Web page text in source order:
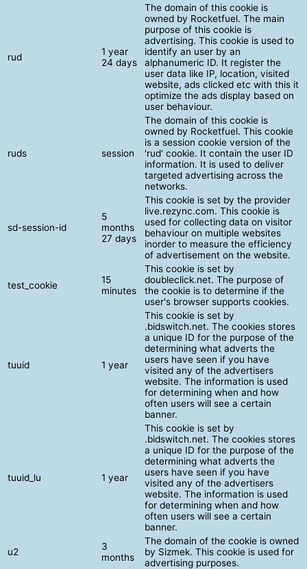
rud
1 year
24 days
The domain of this cookie is
owned by Rocketfuel. The main
purpose of this cookie is
advertising. This cookie is used to
identify an user by an
alphanumeric ID. It register the
user data like IP, location, visited
website, ads clicked etc with this it
optimize the ads display based on
user behaviour.
ruds session
The domain of this cookie is
owned by Rocketfuel. This cookie
is a session cookie version of the
'rud' cookie. It contain the user ID
information. It is used to deliver
targeted advertising across the
networks.
sd-session-id
5
months
27 days
This cookie is set by the provider
live.rezync.com. This cookie is
used for collecting data on visitor
behaviour on multiple websites
inorder to measure the efficiency
of advertisement on the website.
test_cookie
15
minutes
This cookie is set by
doubleclick.net. The purpose of
the cookie is to determine if the
user's browser supports cookies.
tuuid 1 year
This cookie is set by
.bidswitch.net. The cookies stores
a unique ID for the purpose of the
determining what adverts the
users have seen if you have
visited any of the advertisers
website. The information is used
for determining when and how
often users will see a certain
banner.
tuuid_lu 1 year
This cookie is set by
.bidswitch.net. The cookies stores
a unique ID for the purpose of the
determining what adverts the
users have seen if you have
visited any of the advertisers
website. The information is used
for determining when and how
often users will see a certain
banner.
u2
3
months
The domain of the cookie is owned
by Sizmek. This cookie is used for
advertising purposes.